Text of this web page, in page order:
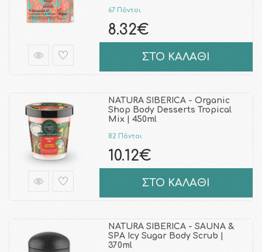
67 Πόντοι
8.32€
ΣΤΟ ΚΑΛΑΘΙ
NATURA SIBERICA - Organic
Shop Body Desserts Tropical
Mix | 450ml
82 Πόντοι
10.12€
ΣΤΟ ΚΑΛΑΘΙ
NATURA SIBERICA - SAUNA &
SPA Icy Sugar Body Scrub |
370ml